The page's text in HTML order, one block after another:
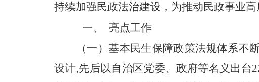
持续加强民政法治建设，为推动民政事业高
一、 亮点工作
（一）基本民生保障政策法规体系不断
设计,先后以自治区党委、政府等名义出台